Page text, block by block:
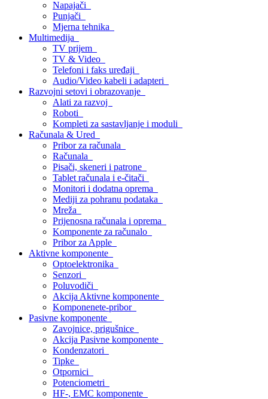
Napajači
Punjači
Mjerna tehnika
Multimedija
TV prijem
TV & Video
Telefoni i faks uređaji
Audio/Video kabeli i adapteri
Razvojni setovi i obrazovanje
Alati za razvoj
Roboti
Kompleti za sastavljanje i moduli
Računala & Ured
Pribor za računala
Računala
Pisači, skeneri i patrone
Tablet računala i e-čitači
Monitori i dodatna oprema
Mediji za pohranu podataka
Mreža
Prijenosna računala i oprema
Komponente za računalo
Pribor za Apple
Aktivne komponente
Optoelektronika
Senzori
Poluvodiči
Akcija Aktivne komponente
Komponenete-pribor
Pasivne komponente
Zavojnice, prigušnice
Akcija Pasivne komponente
Kondenzatori
Tipke
Otpornici
Potenciometri
HF-, EMC komponente